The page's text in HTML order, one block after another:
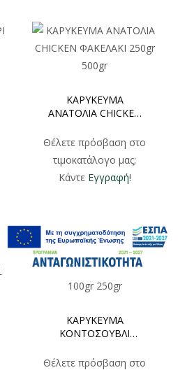
ΚΑΡΥΚΕΥΜΑ
ΑΝΑΤΟΛΙΑ CHICKEN
Θέλετε πρόσβαση στο
τιμοκατάλογο μας;
Κάντε Εγγραφή!
ΚΑΡΥΚΕΥΜΑ
ΚΟΝΤΟΣΟΥΒΛΙ
Θέλετε πρόσβαση στο